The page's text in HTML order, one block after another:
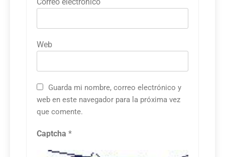
Correo electrónico
Web
Guarda mi nombre, correo electrónico y
web en este navegador para la próxima vez
que comente.
Captcha *